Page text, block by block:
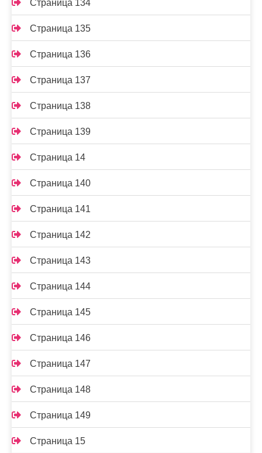
Страница 134
Страница 135
Страница 136
Страница 137
Страница 138
Страница 139
Страница 14
Страница 140
Страница 141
Страница 142
Страница 143
Страница 144
Страница 145
Страница 146
Страница 147
Страница 148
Страница 149
Страница 15